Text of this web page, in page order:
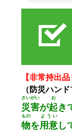
【非常持出品
（防災ハン
災害
さいがい
が起
お
き
物
もの
を用意
ようい
し